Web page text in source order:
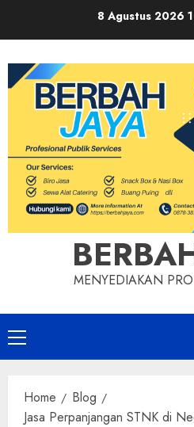
8 Agustus 2026
MENYEDIAKAN
Primary
Menu
Home
Blog
Jasa Perpanjangan STNK di